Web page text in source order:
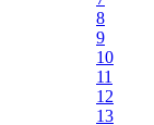
8
9
10
11
12
13